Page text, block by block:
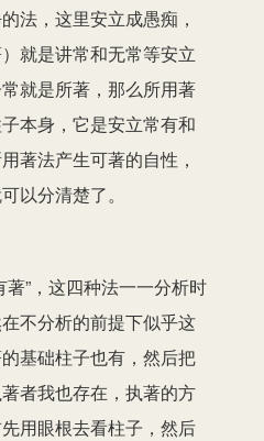
法，这里安立成愚痴，
就是讲常和无常等安立
就是所著，那么所用著
本身，它是安立常有和
著法产生可著的自性，
以分清楚了。
”，这四种法一一分析时
不分析的前提下似乎这
基础柱子也有，然后把
者我也存在，执著的方
用眼根去看柱子，然后